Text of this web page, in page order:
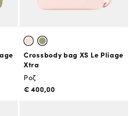
Crossbody bag XS Le Pliage
Xtra
Ροζ
€ 400,00